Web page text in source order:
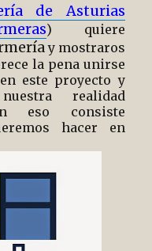
de Asturias
) quiere
y mostraros
la pena unirse
este proyecto y
realidad
eso consiste
hacer en